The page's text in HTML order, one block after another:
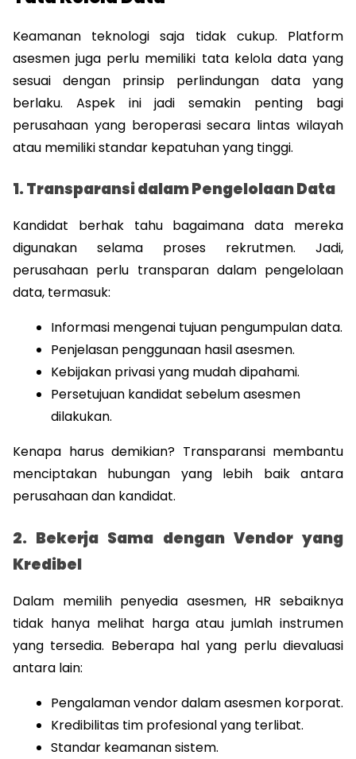
Keamanan teknologi saja tidak cukup. Platform
asesmen juga perlu memiliki tata kelola data yang
sesuai dengan prinsip perlindungan data yang
berlaku. Aspek ini jadi semakin penting bagi
perusahaan yang beroperasi secara lintas wilayah
atau memiliki standar kepatuhan yang tinggi.
1. Transparansi dalam Pengelolaan Data
Kandidat berhak tahu bagaimana data mereka
digunakan selama proses rekrutmen. Jadi,
perusahaan perlu transparan dalam pengelolaan
data, termasuk:
Informasi mengenai tujuan pengumpulan data.
Penjelasan penggunaan hasil asesmen.
Kebijakan privasi yang mudah dipahami.
Persetujuan kandidat sebelum asesmen
dilakukan.
Kenapa harus demikian? Transparansi membantu
menciptakan hubungan yang lebih baik antara
perusahaan dan kandidat.
2. Bekerja Sama dengan Vendor yang
Kredibel
Dalam memilih penyedia asesmen, HR sebaiknya
tidak hanya melihat harga atau jumlah instrumen
yang tersedia. Beberapa hal yang perlu dievaluasi
antara lain:
Pengalaman vendor dalam asesmen korporat.
Kredibilitas tim profesional yang terlibat.
Standar keamanan sistem.